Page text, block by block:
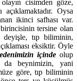
cisimden göze,
Oysa
ikinci safhası var.
birincisinin tersine olan
deyişle, tıp biliminin,
eksiktir. Öyle
içinde olup
beynimizin, yani
göre, tıp biliminin